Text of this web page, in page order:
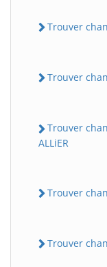
Trouver
Trouver
Trouver
ALLiER
Trouver
Trouver